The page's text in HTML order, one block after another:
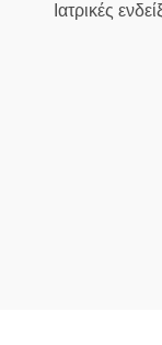
Ιατρικές